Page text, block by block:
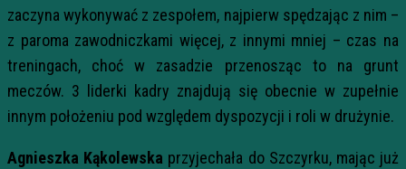
zaczyna wykonywać z zespołem, najpierw spędzając z nim –
z paroma zawodniczkami więcej, z innymi mniej – czas na
treningach, choć w zasadzie przenosząc to na grunt
meczów. 3 liderki kadry znajdują się obecnie w zupełnie
innym położeniu pod względem dyspozycji i roli w drużynie.
Agnieszka Kąkolewska przyjechała do Szczyrku, mając już